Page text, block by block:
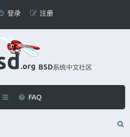
登录 注册
FAQ